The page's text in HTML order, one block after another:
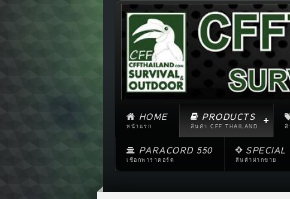
HOME
หน้าแรก
PRODUCTS
สินค้า CFF THAILAND สิ
PARACORD 550
เชือกพาราคอร์ด
SPECIAL
สินค้าฝากขาย